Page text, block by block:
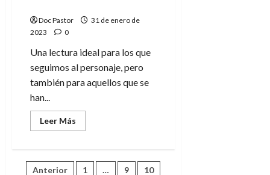
Doc Pastor
31 de enero de
2023
0
Una lectura ideal para los que
seguimos al personaje, pero
también para aquellos que se
han...
Leer Más
más
Fantasy
#1000:
Anterior 1 … 9 10